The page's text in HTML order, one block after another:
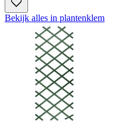
Bekijk alles in plantenklem